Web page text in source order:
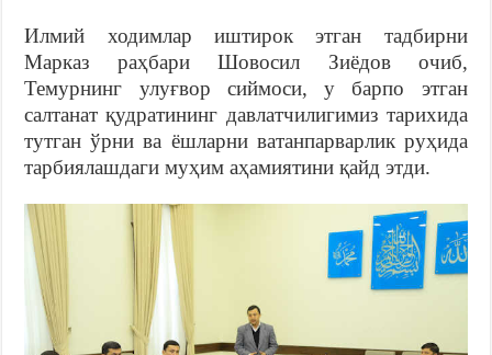
Илмий ходимлар иштирок этган тадбирни
Марказ раҳбари Шовосил Зиёдов очиб,
Темурнинг улуғвор сиймоси, у барпо этган
салтанат қудратининг давлатчилигимиз тарихида
тутган ўрни ва ёшларни ватанпарварлик руҳида
тарбиялашдаги муҳим аҳамиятини қайд этди.